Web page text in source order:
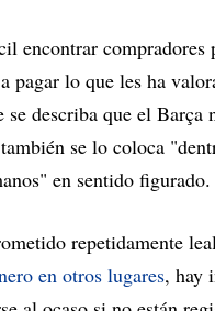
encontrar compradores
pagar lo que les ha
se describa que el Barça
se lo coloca
en sentido figurado.
repetidamente
en otros lugares, hay